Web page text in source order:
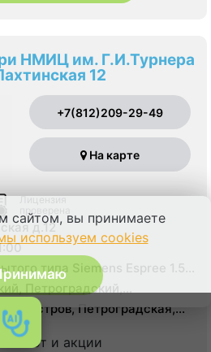
НМИЦ им. Г.И.Турнера
12
+7(812)209-29-49
На карте
Лицензия
д.12
типа Siemens Espree 1.5
Definition 40 срезов
Петроградский,
остров, Петроградская,
льгот и акции
сайтом, вы принимаете
используем cookies